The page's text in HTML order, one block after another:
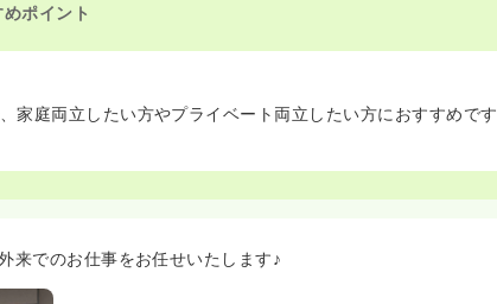
ポイント
家庭両立したい方やプライベート両立したい方におすすめです
来でのお仕事をお任せいたします♪